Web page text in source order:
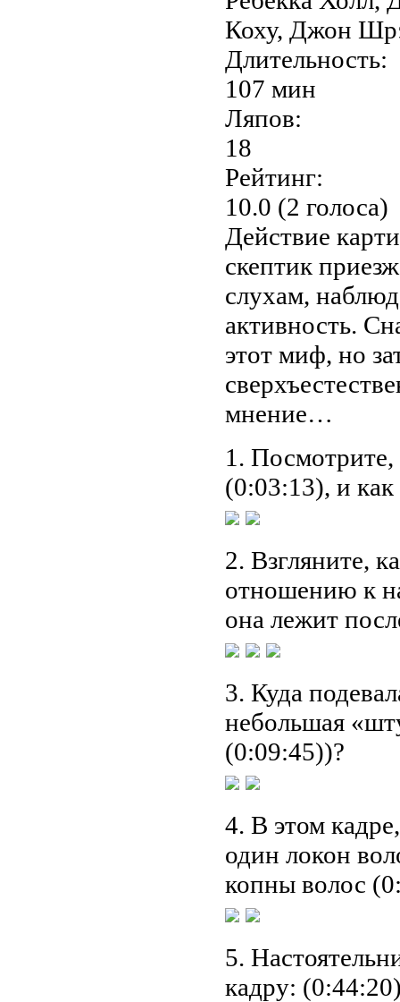
Коху, Джон
Длительность:
107 мин
Ляпов:
18
Рейтинг:
10.0 (2 голоса)
Действие
скептик
слухам,
активность.
этот миф, но
мнение…
1. Посмотрите,
(0:03:13), и
2. Взгляните,
отношению к
она лежит
3. Куда
небольшая
(0:09:45))?
4. В этом
один локон
копны волос
5.
кадру: